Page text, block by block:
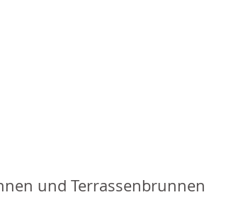
und Terrassenbrunnen